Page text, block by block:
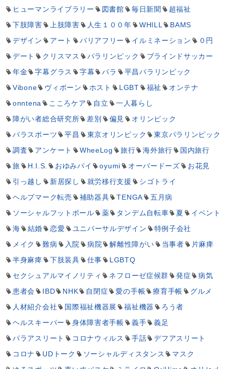
ヒューマンライブラリー
図書館 毎日新聞
超福祉
下肢障害
上肢障害 人生１００年 WHILL
BAMS
デザイン
アート バリアフリー イルミネーション
０円
デート
クリスマス パラリンピック
ブラインドサッカー
年金
字幕グラス 字幕 パラ
平昌パラリンピック
Vibone
ヴィボーン ホスト LGBT 福祉
オンテナ
onntena
こころケア 自立
一人暮らし
障がい者総合研究所
差別 偏見
オリンピック
パラスポーツ
平昌 東京オリンピック
東京パラリンピック
調査
アンケート WheeLog 旅行 海外旅行
国内旅行
旅
H.I.S. おゆみパイ oyumi オーバードーズ
お花見
引っ越し
新居探し 就労移行支援
シゴトライ
ヘルプマーク転売
補助器具 TENGA
五月病
ソーシャルフットボール
薬 タンデム自転車 夏
イベント
海
結婚 恋愛 ユニバーサルデザイン
特例子会社
メイク
難病 入院 病院 解離性障がい 当事者
片麻痺
半身麻痺
下肢装具 仕事
LGBTQ
セクシュアルマイノリティ
ネフローゼ症候群 発症
病気
患者会
IBD NHK 自閉症 愛の手帳 療育手帳
グルメ
人材紹介会社
国際福祉機器展 福祉機器
ろう者
ヘルスキーパー
身体障害者手帳 義手
義足
パラアスリート
コロナウィルス 手話
デフアスリート
コロナ
UDトーク ソーシャルディスタンス
マスク